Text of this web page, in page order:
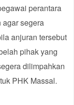
perantara
agar segera
anjuran tersebut
pihak yang
dilimpahkan
PHK Massal.